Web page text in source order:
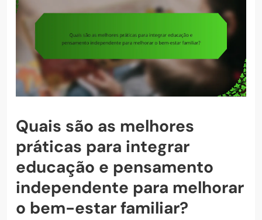
Quais são as melhores
práticas para integrar
educação e pensamento
independente para melhorar
o bem-estar familiar?